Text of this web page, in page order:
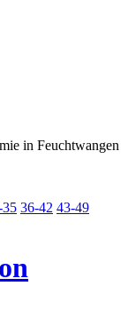
in Feuchtwangen
35 36-42 43-49